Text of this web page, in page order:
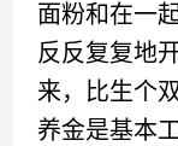
面粉和在一
反反复复地
来，比生个
养金是基本